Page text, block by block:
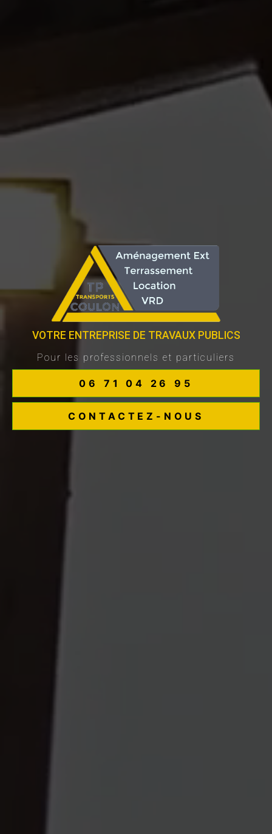
VOTRE ENTREPRISE DE TRAVAUX PUBLICS
Pour les professionnels et particuliers
06 71 04 26 95
CONTACTEZ-NOUS